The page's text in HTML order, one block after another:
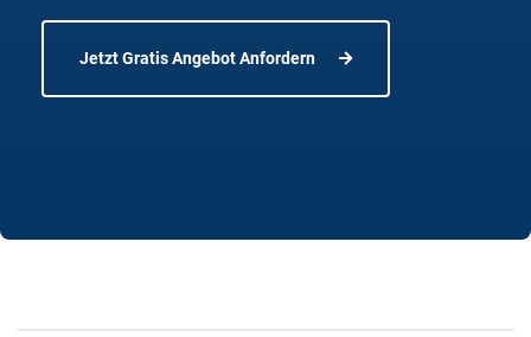
Jetzt Gratis Angebot Anfordern